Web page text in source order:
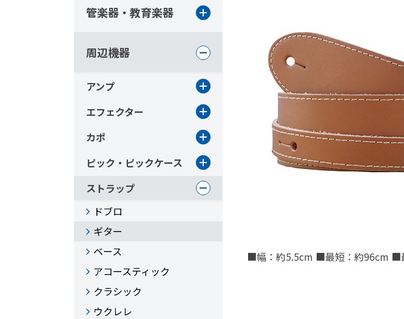
■幅：約5.5cm ■最短：約96cm ■
管楽器・教育楽器
周辺機器
アンプ
エフェクター
カポ
ピック・ピックケース
ストラップ
ドブロ
ギター
ベース
アコースティック
クラシック
ウクレレ